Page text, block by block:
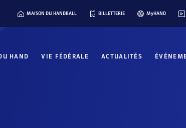
MAISON DU HANDBALL BILLETTERIE MyHAND
HAND VIE FÉDÉRALE ACTUALITÉS